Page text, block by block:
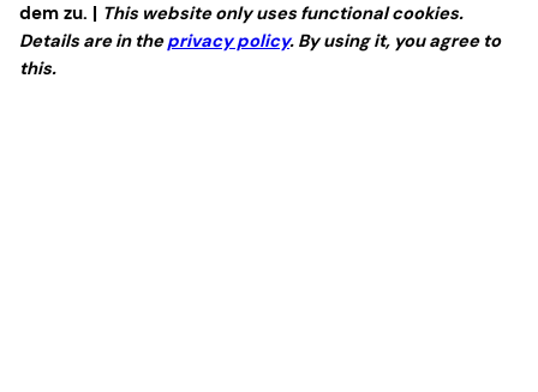
dem zu. | This website only uses functional cookies.
Details are in theprivacy policy. By using it, you agree to
this.